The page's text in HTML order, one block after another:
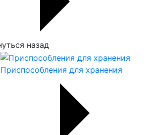
назад
Приспособления для хранения